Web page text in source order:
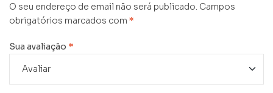
O seu endereço de email não será publicado. Campos
obrigatórios marcados com *
Sua avaliação *